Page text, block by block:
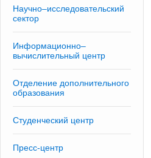
Научно–исследовательский
сектор
Информационно–
вычислительный центр
Отделение дополнительного
образования
Студенческий центр
Пресс-центр